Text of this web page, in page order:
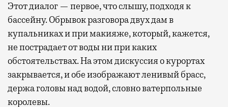
Этот диалог — первое, что слышу, подходя к
бассейну. Обрывок разговора двух дам в
купальниках и при макияже, который, кажется,
не пострадает от воды ни при каких
обстоятельствах. На этом дискуссия о курортах
закрывается, и обе изображают ленивый брасс,
держа головы над водой, словно ватерпольные
королевы.